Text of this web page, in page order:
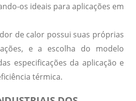
os ideais para aplicações em
de calor possui suas próprias
e a escolha do modelo
especificações da aplicação e
térmica.